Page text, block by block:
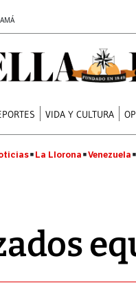
VIDA Y CULTURA
La Llorona Venezuela